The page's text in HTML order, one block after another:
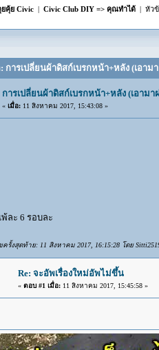
คุ้ย Civic| Civic Club DIY => คุณทำได้| หัว
การเปลี่ยนผ้าดิสก์เบรกหน้า+หลัง (เอา
การเปลี่ยนผ้าดิสก์เบรกหน้า+หลัง (เอาม
« เมื่อ:11 สิงหาคม 2017, 15:43:08 »
ละ 6 รอบละ
ครั้งสุดท้าย: 11 สิงหาคม 2017, 16:15:28 โดย
Re: จะอัพเรื่องใหม่อัพไม่ขึ้น
« ตอบ #1 เมื่อ:11 สิงหาคม 2017, 15:45:58 »